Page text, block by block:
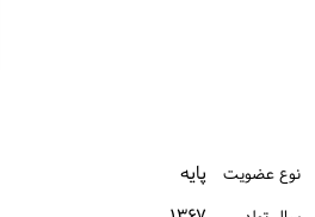
نوع عضویت پایه